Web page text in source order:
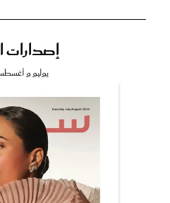
إصدارات
يوليو و أغسطس